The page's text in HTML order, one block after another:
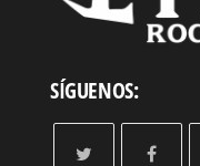
SÍGUENOS: